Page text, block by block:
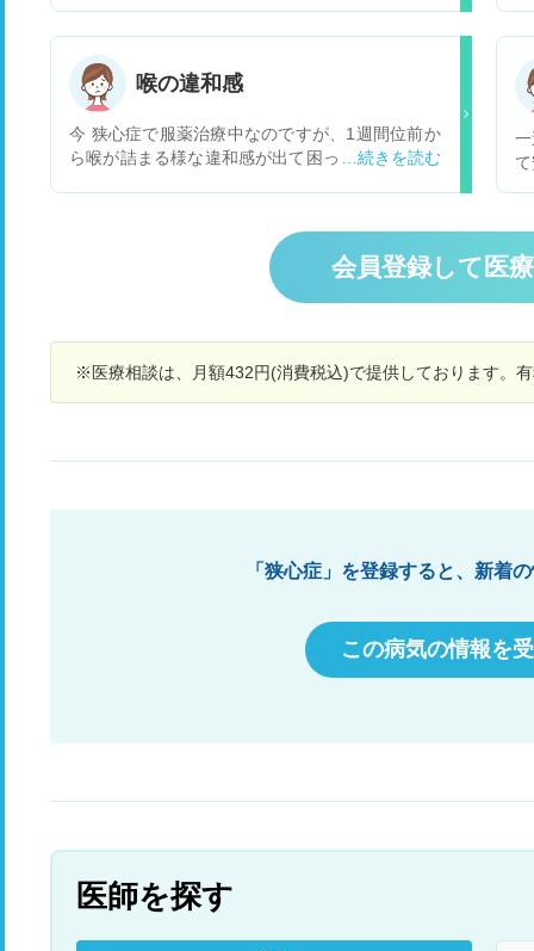
って夜が多いのですが動悸を覚えることがおおく
なり、またみぞおちの少し下の心臓側あたりが違
和感（なにか詰まっているような感じ）を覚えま
す。決して我慢できないとか辛いものではないの
ですが心配です。最近は多くはありませんがたま
にお酒もいただきますがその辺が問題なのでしょ
うか？ よろしくお願いいたします。
喉の違和感
今 狭心症で服薬治療中なのですが、1週間位前か
ら喉が詰まる様な違和感が出て困っています。胸
れました。寝つきも悪く 疲労感もありどうしたら
会員登録して医
※医療相談は、月額432円(消費税込)で提供しております。
「狭心症」を登録すると、新着
この病気の情報を
医師を探す